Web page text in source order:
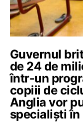
Guvernul
de 24 de
într-un
copiii de
Anglia vor
specialiști